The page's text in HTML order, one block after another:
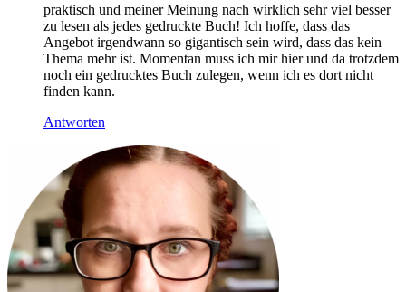
praktisch und meiner Meinung nach wirklich sehr viel besser
zu lesen als jedes gedruckte Buch! Ich hoffe, dass das
Angebot irgendwann so gigantisch sein wird, dass das kein
Thema mehr ist. Momentan muss ich mir hier und da trotzdem
noch ein gedrucktes Buch zulegen, wenn ich es dort nicht
finden kann.
Antworten
Sidebar